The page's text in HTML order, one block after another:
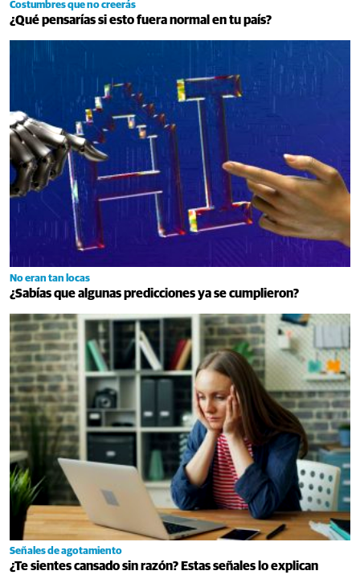
Costumbres que no creerás
¿Qué pensarías si esto fuera normal en tu país?
No eran tan locas
¿Sabías que algunas predicciones ya se cumplieron?
Señales de agotamiento
¿Te sientes cansado sin razón? Estas señales lo explican